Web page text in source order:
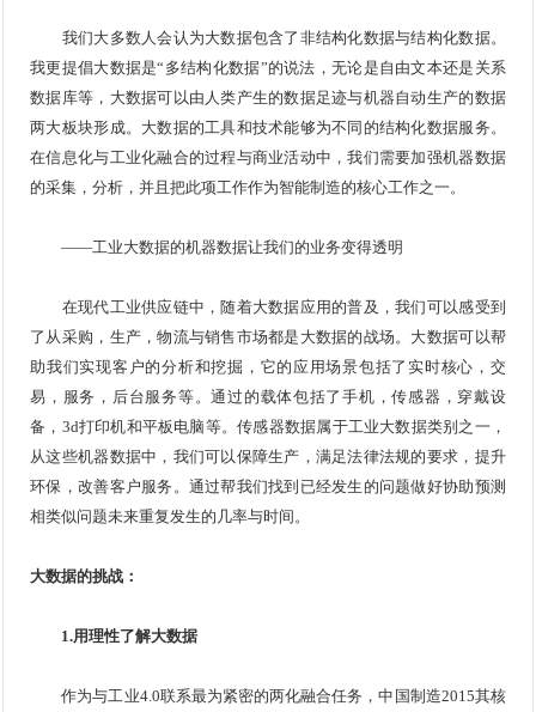
我们大多数人会认为大数据包含了非结构化数据与结构化数据。
我更提倡大数据是“多结构化数据”的说法，无论是自由文本还是关系
数据库等，大数据可以由人类产生的数据足迹与机器自动生产的数据
两大板块形成。大数据的工具和技术能够为不同的结构化数据服务。
在信息化与工业化融合的过程与商业活动中，我们需要加强机器数据
的采集，分析，并且把此项工作作为智能制造的核心工作之一。
——工业大数据的机器数据让我们的业务变得透明
在现代工业供应链中，随着大数据应用的普及，我们可以感受到
了从采购，生产，物流与销售市场都是大数据的战场。大数据可以帮
助我们实现客户的分析和挖掘，它的应用场景包括了实时核心，交
易，服务，后台服务等。通过的载体包括了手机，传感器，穿戴设
备，3d打印机和平板电脑等。传感器数据属于工业大数据类别之一，
从这些机器数据中，我们可以保障生产，满足法律法规的要求，提升
环保，改善客户服务。通过帮我们找到已经发生的问题做好协助预测
相类似问题未来重复发生的几率与时间。
大数据的挑战：
1.用理性了解大数据
作为与工业4.0联系最为紧密的两化融合任务，中国制造2015其核